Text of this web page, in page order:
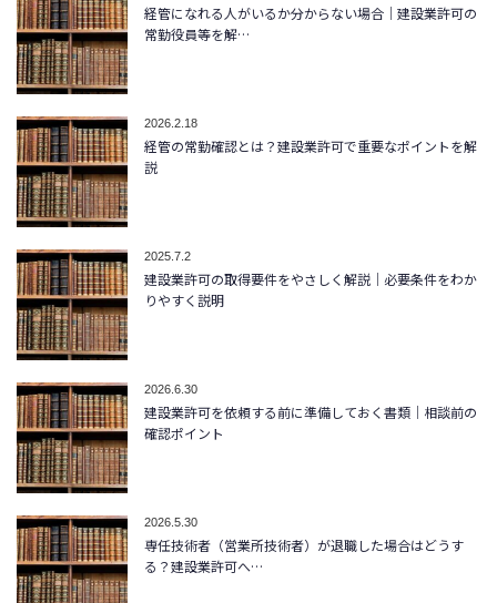
経管になれる人がいるか分からない場合｜建設業許可の
常勤役員等を解…
2026.2.18
経管の常勤確認とは？建設業許可で重要なポイントを解
説
2025.7.2
建設業許可の取得要件をやさしく解説｜必要条件をわか
りやすく説明
2026.6.30
建設業許可を依頼する前に準備しておく書類｜相談前の
確認ポイント
2026.5.30
専任技術者（営業所技術者）が退職した場合はどうす
る？建設業許可へ…